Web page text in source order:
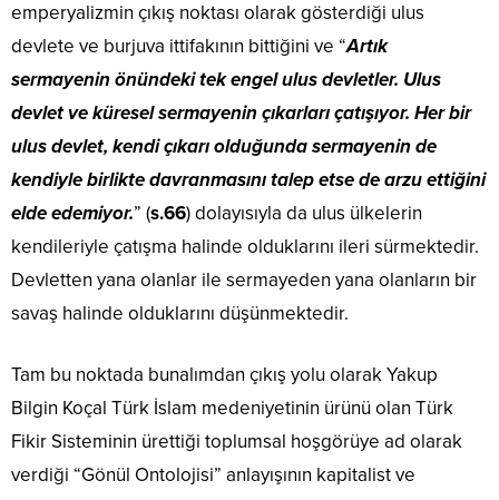
emperyalizmin çıkış noktası olarak gösterdiği ulus
devlete ve burjuva ittifakının bittiğini ve “Artık
sermayenin önündeki tek engel ulus devletler. Ulus
devlet ve küresel sermayenin çıkarları çatışıyor. Her bir
ulus devlet, kendi çıkarı olduğunda sermayenin de
kendiyle birlikte davranmasını talep etse de arzu ettiğini
elde edemiyor.” (s.66) dolayısıyla da ulus ülkelerin
kendileriyle çatışma halinde olduklarını ileri sürmektedir.
Devletten yana olanlar ile sermayeden yana olanların bir
savaş halinde olduklarını düşünmektedir.
Tam bu noktada bunalımdan çıkış yolu olarak Yakup
Bilgin Koçal Türk İslam medeniyetinin ürünü olan Türk
Fikir Sisteminin ürettiği toplumsal hoşgörüye ad olarak
verdiği “Gönül Ontolojisi” anlayışının kapitalist ve